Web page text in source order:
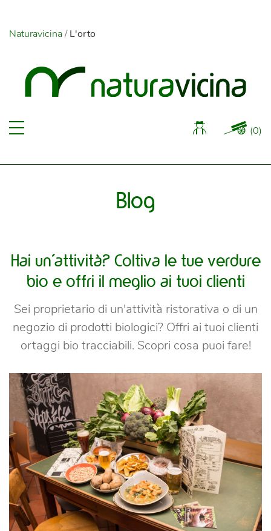
Naturavicina/L'orto
(0)
Blog
Hai un'attività? Coltiva le tue verdure
bio e offri il meglio ai tuoi clienti
Sei proprietario di un'attività ristorativa o di un
negozio di prodotti biologici? Offri ai tuoi clienti
ortaggi bio tracciabili. Scopri cosa puoi fare!